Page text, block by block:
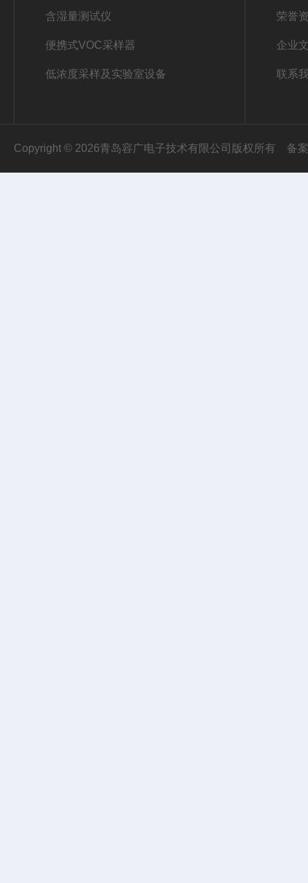
含湿量测试仪
便携式VOC采样器
低浓度采样及实验室设备
荣誉
企业
联系
Copyright © 2026青岛容广电子技术有限公司版权所有 备